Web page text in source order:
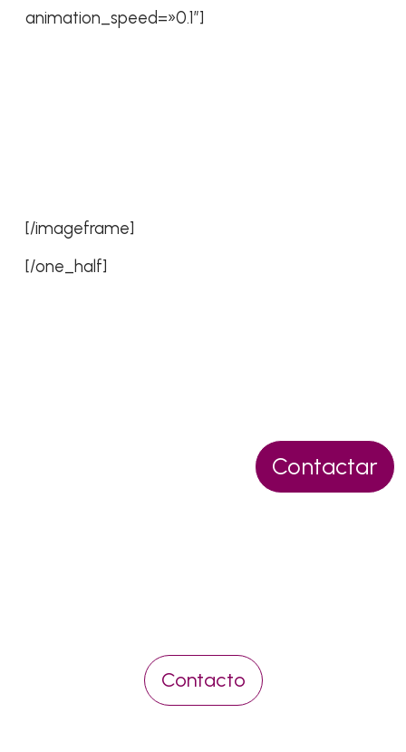
Contactar
animation_speed=»0.1″]
[/imageframe]
[/one_half]
Contacto